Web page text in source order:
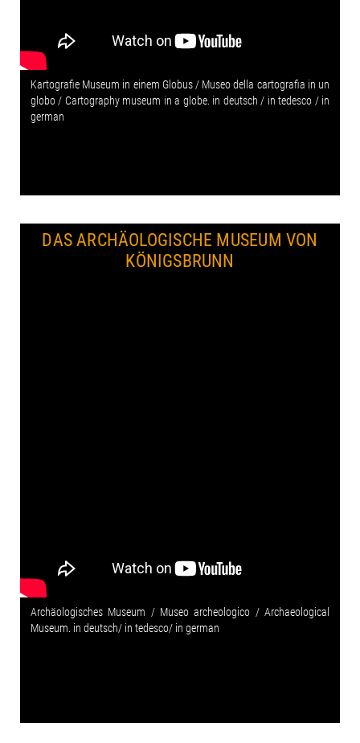
Kartografie Museum in einem Globus / Museo della cartografia in un
globo / Cartography museum in a globe. in deutsch / in tedesco / in
german
DAS ARCHÄOLOGISCHE MUSEUM VON
KÖNIGSBRUNN
Archäologisches Museum / Museo archeologico / Archaeological
Museum. in deutsch/ in tedesco/ in german